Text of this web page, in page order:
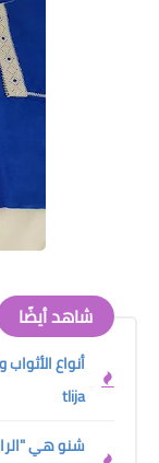
شاهد أيضًا
tlija
شنو هي